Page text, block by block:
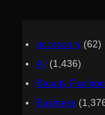
accessory (62)
All (1,436)
Beauty
Business